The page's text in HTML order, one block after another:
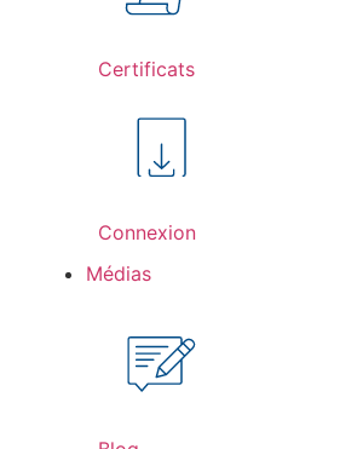
Certificats
Connexion
Médias